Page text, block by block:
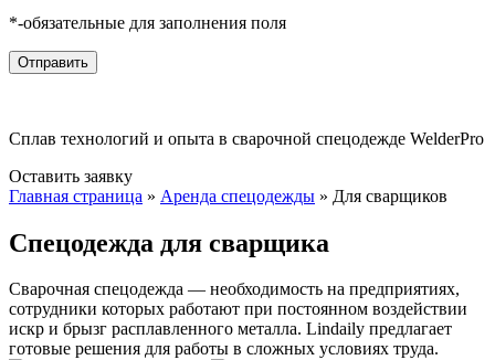
*-обязательные для заполнения поля
Сплав технологий и опыта в сварочной спецодежде WelderPro
Оставить заявку
Главная страница » Аренда спецодежды » Для сварщиков
Спецодежда для сварщика
Сварочная спецодежда — необходимость на предприятиях,
сотрудники которых работают при постоянном воздействии
искр и брызг расплавленного металла. Lindaily предлагает
готовые решения для работы в сложных условиях труда.